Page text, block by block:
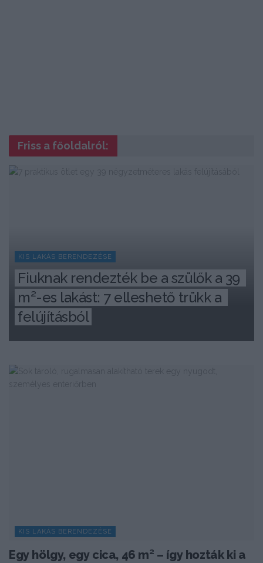
Friss a főoldalról:
KIS LAKÁS BERENDEZÉSE
Fiuknak rendezték be a szülők a 39
m²-es lakást: 7 elleshető trükk a
felújításból
KIS LAKÁS BERENDEZÉSE
Egy hölgy, egy cica, 46 m² – így hozták ki a